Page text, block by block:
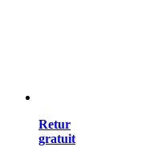
Retur
gratuit